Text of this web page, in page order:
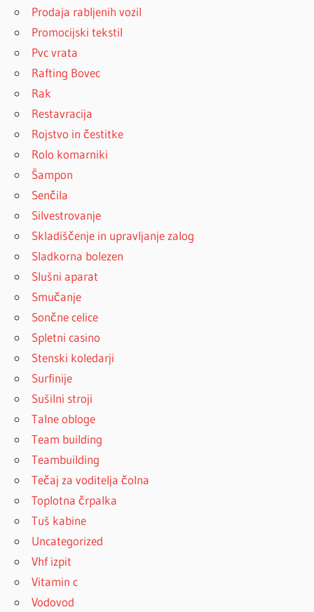
Prodaja rabljenih vozil
Promocijski tekstil
Pvc vrata
Rafting Bovec
Rak
Restavracija
Rojstvo in čestitke
Rolo komarniki
Šampon
Senčila
Silvestrovanje
Skladiščenje in upravljanje zalog
Sladkorna bolezen
Slušni aparat
Smučanje
Sončne celice
Spletni casino
Stenski koledarji
Surfinije
Sušilni stroji
Talne obloge
Team building
Teambuilding
Tečaj za voditelja čolna
Toplotna črpalka
Tuš kabine
Uncategorized
Vhf izpit
Vitamin c
Vodovod